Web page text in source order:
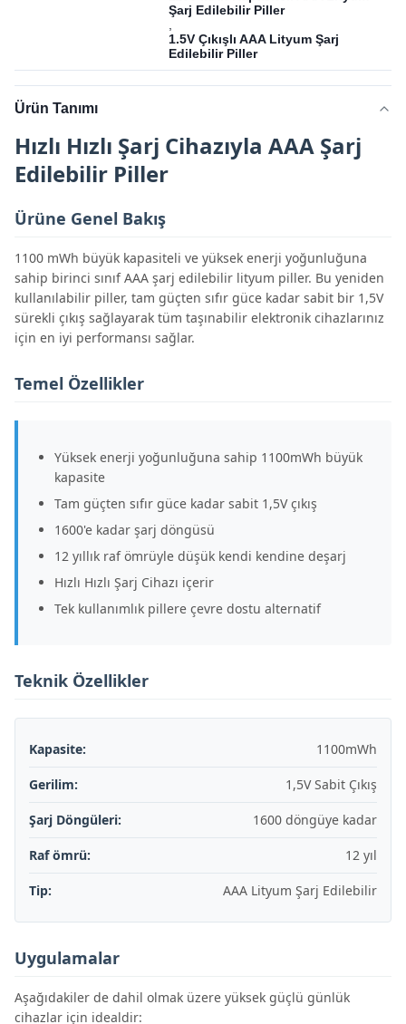
Şarj Edilebilir Piller
1.5V Çıkışlı AAA Lityum Şarj
Edilebilir Piller
Ürün Tanımı
Hızlı Hızlı Şarj Cihazıyla AAA Şarj
Edilebilir Piller
Ürüne Genel Bakış
1100 mWh büyük kapasiteli ve yüksek enerji yoğunluğuna
sahip birinci sınıf AAA şarj edilebilir lityum piller. Bu yeniden
kullanılabilir piller, tam güçten sıfır güce kadar sabit bir 1,5V
sürekli çıkış sağlayarak tüm taşınabilir elektronik cihazlarınız
için en iyi performansı sağlar.
Temel Özellikler
Yüksek enerji yoğunluğuna sahip 1100mWh büyük
kapasite
Tam güçten sıfır güce kadar sabit 1,5V çıkış
1600'e kadar şarj döngüsü
12 yıllık raf ömrüyle düşük kendi kendine deşarj
Hızlı Hızlı Şarj Cihazı içerir
Tek kullanımlık pillere çevre dostu alternatif
Teknik Özellikler
Kapasite: 1100mWh
Gerilim: 1,5V Sabit Çıkış
Şarj Döngüleri: 1600 döngüye kadar
Raf ömrü: 12 yıl
Tip: AAA Lityum Şarj Edilebilir
Uygulamalar
Aşağıdakiler de dahil olmak üzere yüksek güçlü günlük
cihazlar için idealdir: